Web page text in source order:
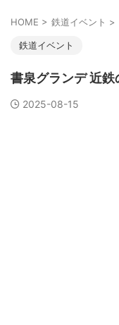
HOME > 鉄道イベント >
鉄道イベント
書泉グランデ 近
2025-08-15